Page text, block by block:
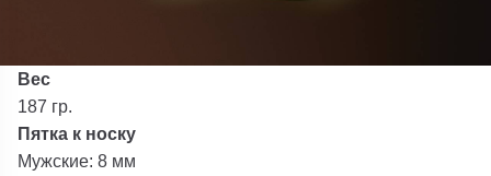
Вес
187 гр.
Пятка к носку
Мужские: 8 мм